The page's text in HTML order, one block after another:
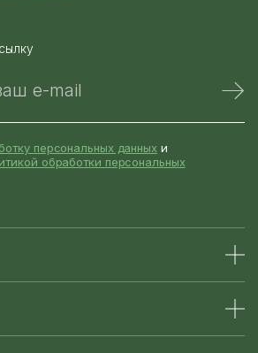
e-mail
персональных данных и
обработки персональных